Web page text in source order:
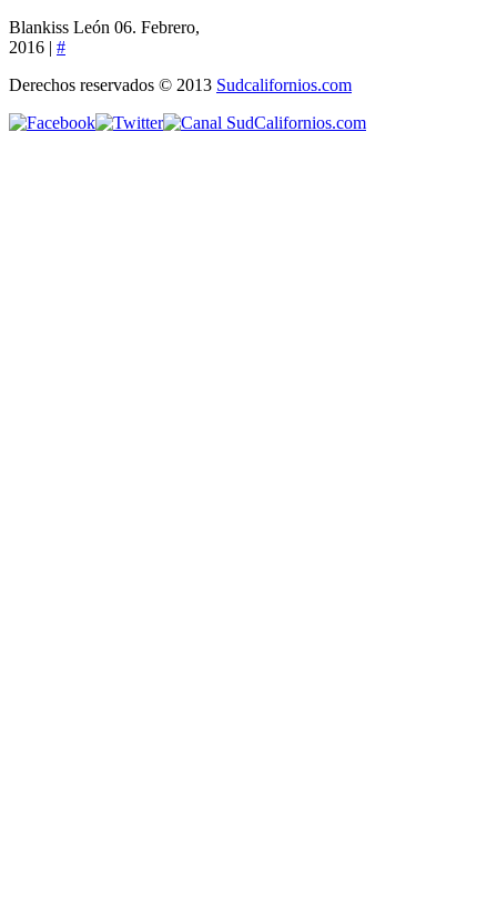
Blankiss León 06. Febrero,
2016 | #
Derechos reservados © 2013 Sudcalifornios.com